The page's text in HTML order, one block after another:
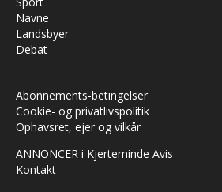
Navne
Landsbyer
Debat
Abonnements-betingelser
Cookie- og privatlivspolitik
Ophavsret, ejer og vilkår
ANNONCER i Kjerteminde Avis
Kontakt